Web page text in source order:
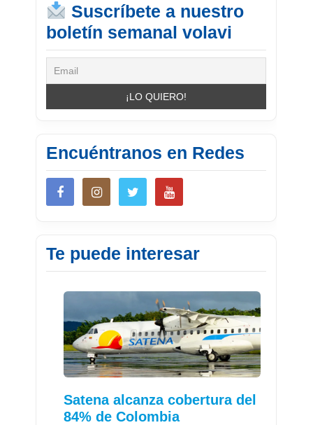
Suscríbete a nuestro
boletín semanal volavi
Encuéntranos en Redes
Te puede interesar
Satena alcanza cobertura del
84% de Colombia